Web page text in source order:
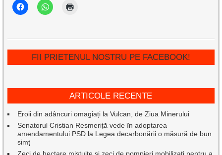
FII PRIETENUL NOSTRU PE FACEBOOK!
ARTICOLE RECENTE
Eroii din adâncuri omagiați la Vulcan, de Ziua Minerului
Senatorul Cristian Resmeriță vede în adoptarea
amendamentului PSD la Legea decarbonării o măsură de bun
simț